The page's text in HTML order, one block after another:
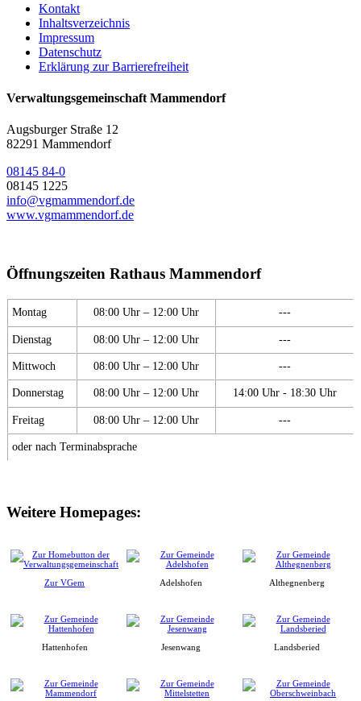
Kontakt
Inhaltsverzeichnis
Impressum
Datenschutz
Erklärung zur Barrierefreiheit
Verwaltungsgemeinschaft Mammendorf
Augsburger Straße 12
82291 Mammendorf
08145 84-0
08145 1225
info@vgmammendorf.de
www.vgmammendorf.de
Öffnungszeiten Rathaus Mammendorf
Montag 08:00 Uhr – 12:00 Uhr ---
Dienstag 08:00 Uhr – 12:00 Uhr ---
Mittwoch 08:00 Uhr – 12:00 Uhr ---
Donnerstag 08:00 Uhr – 12:00 Uhr 14:00 Uhr - 18:30 Uhr
Freitag 08:00 Uhr – 12:00 Uhr ---
oder nach Terminabsprache
Weitere Homepages:
Zur VGem Adelshofen Althegnenberg
Hattenhofen Jesenwang Landsberied